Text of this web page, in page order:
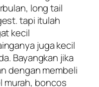
long tail
tapi itulah
kecil
juga kecil
Bayangkan jika
dengan membeli
murah, boncos